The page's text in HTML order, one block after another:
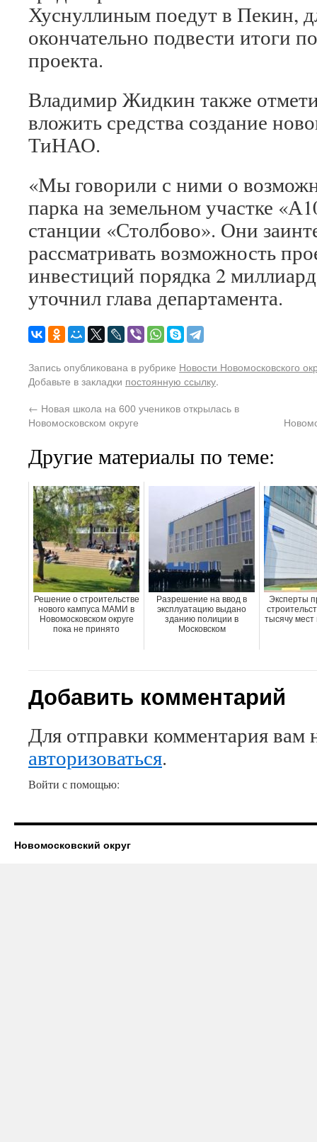
Хуснуллиным поедут в Пекин,
окончательно подвести итоги
проекта.
Владимир Жидкин также
вложить средства создание
ТиНАО.
«Мы говорили с ними о
парка на земельном участке
станции «Столбово». Они
рассматривать возможность
инвестиций порядка 2
уточнил глава департамента.
Запись опубликована в рубрике Новости Новомосковского
Добавьте в закладки постоянную ссылку.
← Новая школа на 600 учеников открылась в
Новомосковском округе
Другие материалы по теме:
Решение о строительстве
нового кампуса МАМИ в
Новомосковском округе
пока не принято
Разрешение на ввод в
эксплуатацию выдано
зданию полиции в
Московском
Эксперты
тысячу мест
Добавить комментарий
Для отправки комментария вам
авторизоваться.
Войти с помощью:
Новомосковский округ